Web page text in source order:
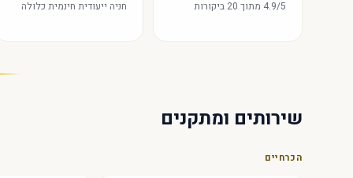
4.9/5 מתוך 20 ביקורות חניה ייעודית חינמית כלולה
שירותים ומתקנים
הכרחיים